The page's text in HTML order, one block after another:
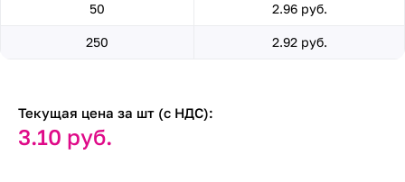
50 2.96 руб.
250 2.92 руб.
Текущая цена за шт (с НДС):
3.10 руб.